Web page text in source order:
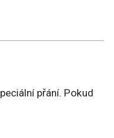
přání. Pokud